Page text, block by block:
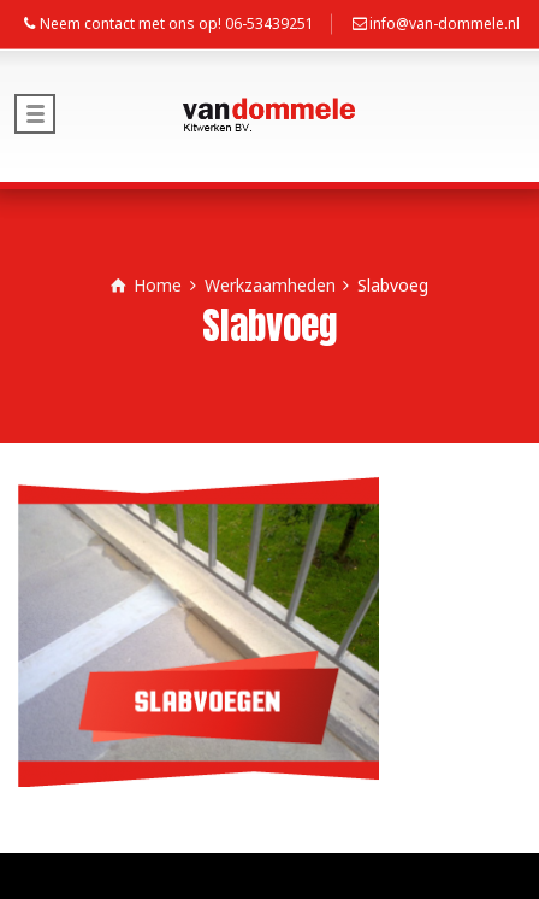
Neem contact met ons op! 06-53439251 info@van-dommele.nl
Home Werkzaamheden Slabvoeg
Slabvoeg